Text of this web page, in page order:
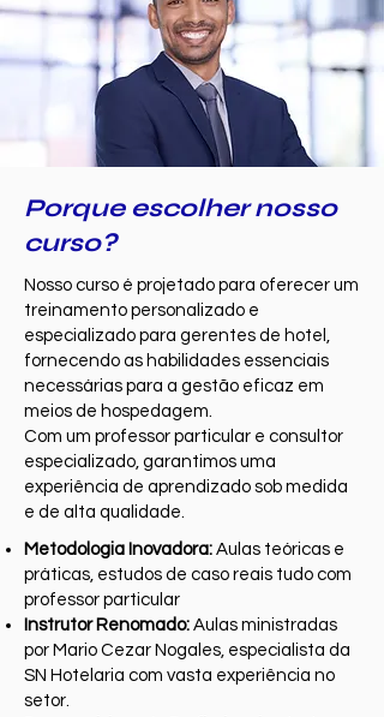
Porque escolher nosso
curso?
Nosso curso é projetado para oferecer um
treinamento personalizado e
especializado para gerentes de hotel,
fornecendo as habilidades essenciais
necessárias para a gestão eficaz em
meios de hospedagem.
Com um professor particular e consultor
especializado, garantimos uma
experiência de aprendizado sob medida
e de alta qualidade.
Metodologia Inovadora: Aulas teóricas e
práticas, estudos de caso reais tudo com
professor particular
Instrutor Renomado: Aulas ministradas
por Mario Cezar Nogales, especialista da
SN Hotelaria com vasta experiência no
setor.